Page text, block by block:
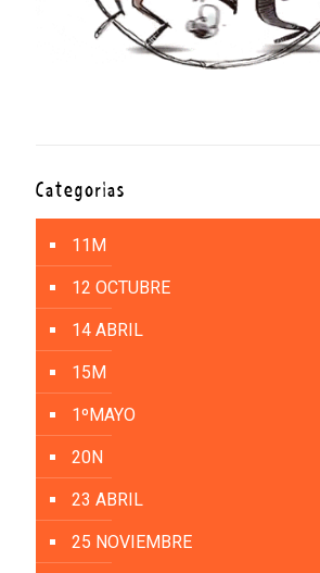
Categorías
11M
12 OCTUBRE
14 ABRIL
15M
1ºMAYO
20N
23 ABRIL
25 NOVIEMBRE